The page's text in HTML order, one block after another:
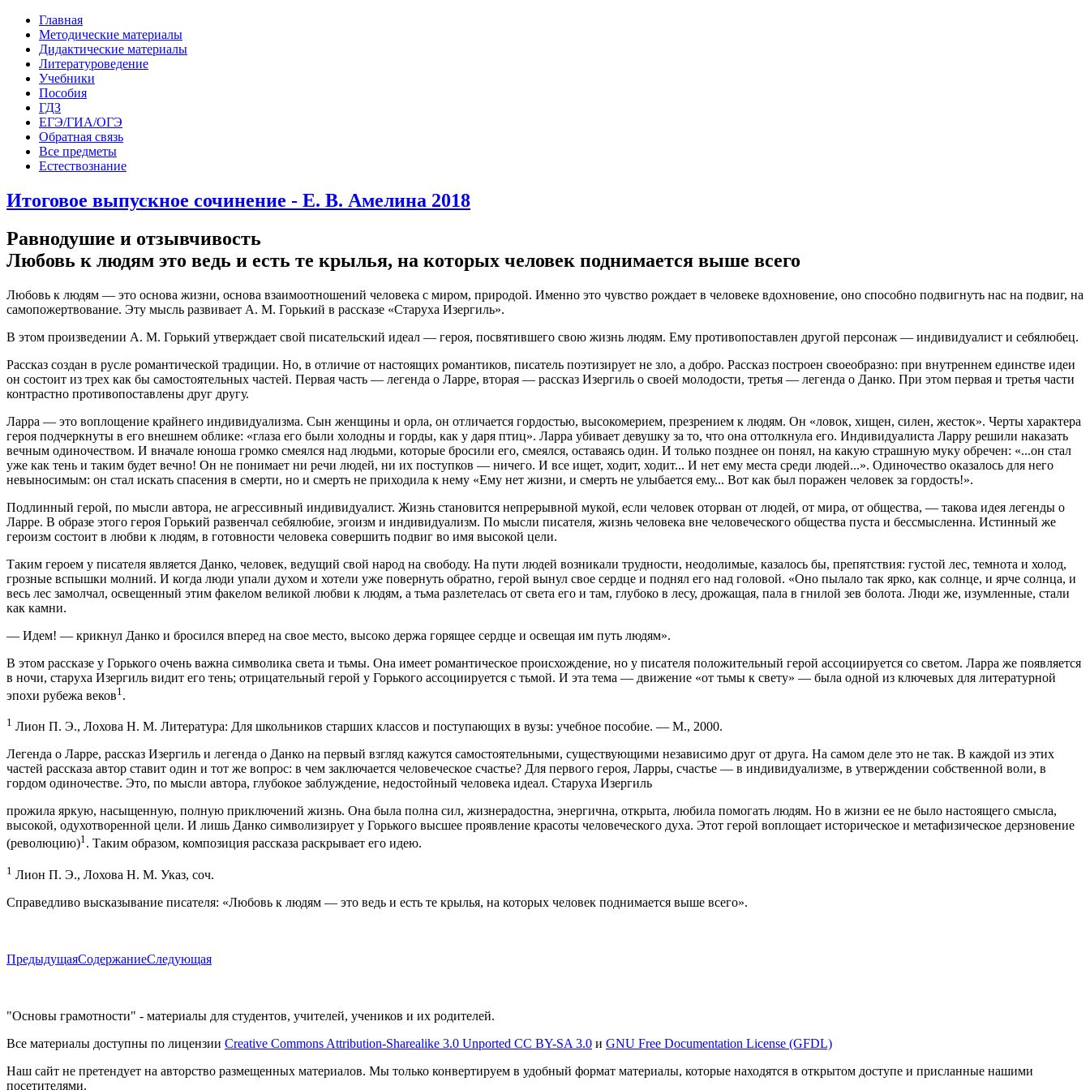
Главная
Методические материалы
Дидактические материалы
Литературоведение
Учебники
Пособия
ГДЗ
ЕГЭ/ГИА/ОГЭ
Обратная связь
Все предметы
Естествознание
Итоговое выпускное сочинение - Е. В. Амелина 2018
Равнодушие и отзывчивость
Любовь к людям это ведь и есть те крылья, на которых человек поднимается выше всего
Любовь к людям — это основа жизни, основа взаимоотношений человека с миром, природой. Именно это чувство рождает в человеке вдохновение, оно способно подвигнуть нас на подвиг, на
самопожертвование. Эту мысль развивает А. М. Горький в рассказе «Старуха Изергиль».
В этом произведении А. М. Горький утверждает свой писательский идеал — героя, посвятившего свою жизнь людям. Ему противопоставлен другой персонаж — индивидуалист и себялюбец.
Рассказ создан в русле романтической традиции. Но, в отличие от настоящих романтиков, писатель поэтизирует не зло, а добро. Рассказ построен своеобразно: при внутреннем единстве идеи
он состоит из трех как бы самостоятельных частей. Первая часть — легенда о Ларре, вторая — рассказ Изергиль о своей молодости, третья — легенда о Данко. При этом первая и третья части
контрастно противопоставлены друг другу.
Ларра — это воплощение крайнего индивидуализма. Сын женщины и орла, он отличается гордостью, высокомерием, презрением к людям. Он «ловок, хищен, силен, жесток». Черты характера
героя подчеркнуты в его внешнем облике: «глаза его были холодны и горды, как у даря птиц». Ларра убивает девушку за то, что она оттолкнула его. Индивидуалиста Ларру решили наказать
вечным одиночеством. И вначале юноша громко смеялся над людьми, которые бросили его, смеялся, оставаясь один. И только позднее он понял, на какую страшную муку обречен: «...он стал
уже как тень и таким будет вечно! Он не понимает ни речи людей, ни их поступков — ничего. И все ищет, ходит, ходит... И нет ему места среди людей...». Одиночество оказалось для него
невыносимым: он стал искать спасения в смерти, но и смерть не приходила к нему «Ему нет жизни, и смерть не улыбается ему... Вот как был поражен человек за гордость!».
Подлинный герой, по мысли автора, не агрессивный индивидуалист. Жизнь становится непрерывной мукой, если человек оторван от людей, от мира, от общества, — такова идея легенды о
Ларре. В образе этого героя Горький развенчал себялюбие, эгоизм и индивидуализм. По мысли писателя, жизнь человека вне человеческого общества пуста и бессмысленна. Истинный же
героизм состоит в любви к людям, в готовности человека совершить подвиг во имя высокой цели.
Таким героем у писателя является Данко, человек, ведущий свой народ на свободу. На пути людей возникали трудности, неодолимые, казалось бы, препятствия: густой лес, темнота и холод,
грозные вспышки молний. И когда люди упали духом и хотели уже повернуть обратно, герой вынул свое сердце и поднял его над головой. «Оно пылало так ярко, как солнце, и ярче солнца, и
весь лес замолчал, освещенный этим факелом великой любви к людям, а тьма разлетелась от света его и там, глубоко в лесу, дрожащая, пала в гнилой зев болота. Люди же, изумленные, стали
как камни.
— Идем! — крикнул Данко и бросился вперед на свое место, высоко держа горящее сердце и освещая им путь людям».
В этом рассказе у Горького очень важна символика света и тьмы. Она имеет романтическое происхождение, но у писателя положительный герой ассоциируется со светом. Ларра же появляется
в ночи, старуха Изергиль видит его тень; отрицательный герой у Горького ассоциируется с тьмой. И эта тема — движение «от тьмы к свету» — была одной из ключевых для литературной
эпохи рубежа веков1 .
1 Лион П. Э., Лохова Н. М. Литература: Для школьников старших классов и поступающих в вузы: учебное пособие. — М., 2000.
Легенда о Ларре, рассказ Изергиль и легенда о Данко на первый взгляд кажутся самостоятельными, существующими независимо друг от друга. На самом деле это не так. В каждой из этих
частей рассказа автор ставит один и тот же вопрос: в чем заключается человеческое счастье? Для первого героя, Ларры, счастье — в индивидуализме, в утверждении собственной воли, в
гордом одиночестве. Это, по мысли автора, глубокое заблуждение, недостойный человека идеал. Старуха Изергиль
прожила яркую, насыщенную, полную приключений жизнь. Она была полна сил, жизнерадостна, энергична, открыта, любила помогать людям. Но в жизни ее не было настоящего смысла,
высокой, одухотворенной цели. И лишь Данко символизирует у Горького высшее проявление красоты человеческого духа. Этот герой воплощает историческое и метафизическое дерзновение
(революцию)1. Таким образом, композиция рассказа раскрывает его идею.
1 Лион П. Э., Лохова Н. М. Указ, соч.
Справедливо высказывание писателя: «Любовь к людям — это ведь и есть те крылья, на которых человек поднимается выше всего».
ПредыдущаяСодержаниеСледующая
"Основы грамотности" - материалы для студентов, учителей, учеников и их родителей.
Все материалы доступны по лицензии Creative Commons Attribution-Sharealike 3.0 Unported CC BY-SA 3.0 и GNU Free Documentation License (GFDL)
Наш сайт не претендует на авторство размещенных материалов. Мы только конвертируем в удобный формат материалы, которые находятся в открытом доступе и присланные нашими
посетителями.